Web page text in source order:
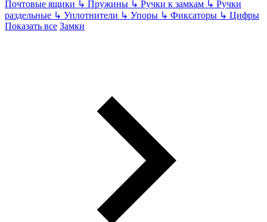
Почтовые ящики ↳ Пружины ↳ Ручки к замкам ↳ Ручки
раздельные ↳ Уплотнители ↳ Упоры ↳ Фиксаторы ↳ Цифры
Показать все Замки